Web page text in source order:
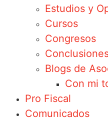
Estudios y
Cursos
Congresos
Blogs de
Con mi
Pro Fiscal
Comunicados